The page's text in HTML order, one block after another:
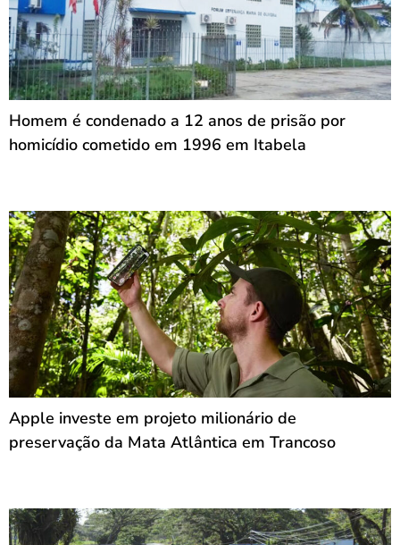
Homem é condenado a 12 anos de prisão por
homicídio cometido em 1996 em Itabela
Apple investe em projeto milionário de
preservação da Mata Atlântica em Trancoso